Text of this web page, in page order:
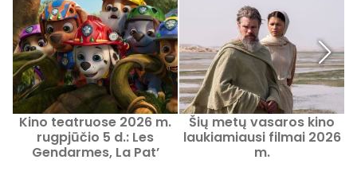
Kino teatruose 2026 m.
rugpjūčio 5 d.: Les
Gendarmes, La Pat’
Šių metų vasaros kino
laukiamiausi filmai 2026
m.